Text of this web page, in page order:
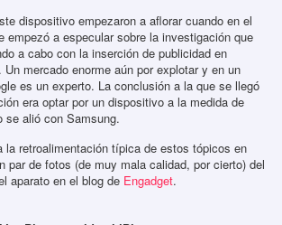
dispositivo empezaron a aflorar cuando en el
empezó a especular sobre la investigación que
a cabo con la inserción de publicidad en
mercado enorme aún por explotar y en un
es un experto. La conclusión a la que se llegó
era optar por un dispositivo a la medida de
se alió con Samsung.
la retroalimentación típica de estos tópicos en
par de fotos (de muy mala calidad, por cierto) del
aparato en el blog de Engadget.